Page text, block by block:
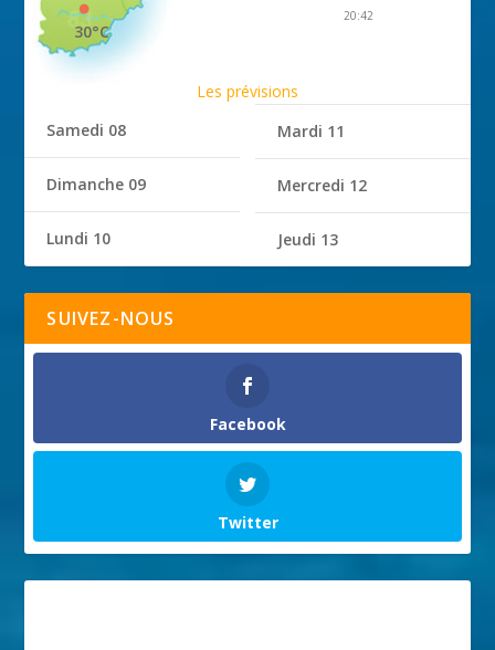
30°C
20:42
Les prévisions
Samedi 08
Dimanche 09
Lundi 10
Mardi 11
Mercredi 12
Jeudi 13
SUIVEZ-NOUS
Facebook
Twitter